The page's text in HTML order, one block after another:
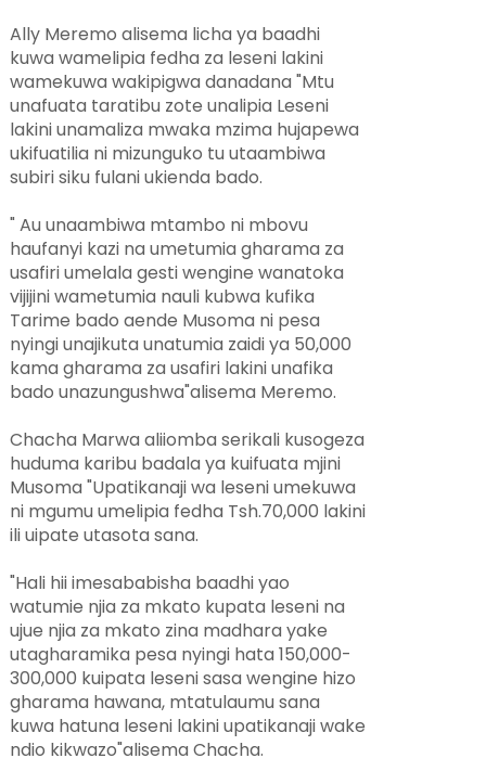
Ally Meremo alisema licha ya baadhi
kuwa wamelipia fedha za leseni lakini
wamekuwa wakipigwa danadana "Mtu
unafuata taratibu zote unalipia Leseni
lakini unamaliza mwaka mzima hujapewa
ukifuatilia ni mizunguko tu utaambiwa
subiri siku fulani ukienda bado.
" Au unaambiwa mtambo ni mbovu
haufanyi kazi na umetumia gharama za
usafiri umelala gesti wengine wanatoka
vijijini wametumia nauli kubwa kufika
Tarime bado aende Musoma ni pesa
nyingi unajikuta unatumia zaidi ya 50,000
kama gharama za usafiri lakini unafika
bado unazungushwa"alisema Meremo.
Chacha Marwa aliiomba serikali kusogeza
huduma karibu badala ya kuifuata mjini
Musoma "Upatikanaji wa leseni umekuwa
ni mgumu umelipia fedha Tsh.70,000 lakini
ili uipate utasota sana.
"Hali hii imesababisha baadhi yao
watumie njia za mkato kupata leseni na
ujue njia za mkato zina madhara yake
utagharamika pesa nyingi hata 150,000-
300,000 kuipata leseni sasa wengine hizo
gharama hawana, mtatulaumu sana
kuwa hatuna leseni lakini upatikanaji wake
ndio kikwazo"alisema Chacha.